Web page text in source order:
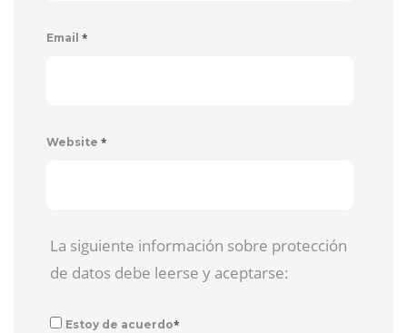
Email *
Website *
La siguiente información sobre protección
de datos debe leerse y aceptarse:
Estoy de acuerdo*